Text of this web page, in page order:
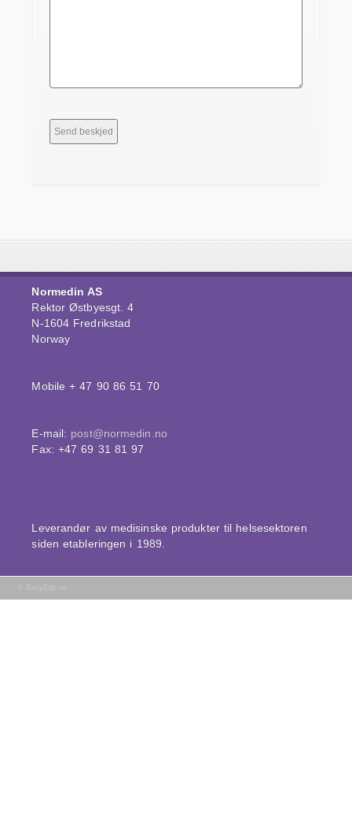
Normedin AS
Rektor Østbyesgt. 4
N-1604 Fredrikstad
Norway
Mobile + 47 90 86 51 70
E-mail: post@normedin.no
Fax: +47 69 31 81 97
Leverandør av medisinske produkter til helsesektoren
siden etableringen i 1989.